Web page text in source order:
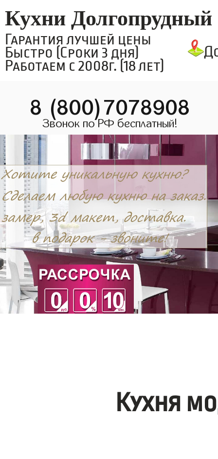
Кухни Долгопрудный
Гарантия лучшей цены
Быстро (Сроки 3 дня)
Работаем с 2008г. (18 лет)
8 (800)7078908
Звонок по РФ бесплатный!
Кухня